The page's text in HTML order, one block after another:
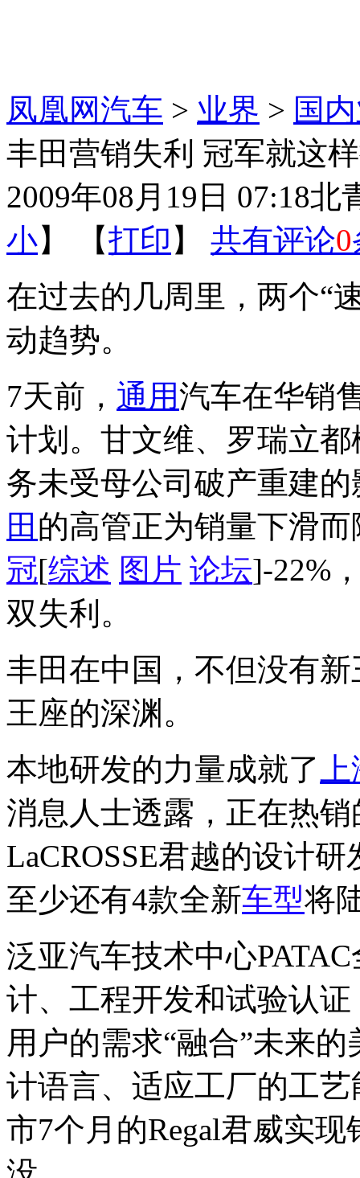
凤凰网汽车 > 业界 > 国
丰田营销失利 冠军就这
2009年08月19日 07:18北
小】 【打印 】 共有评论0
在过去的几周里，两个“
动趋势。
7天前， 通用汽车在华销
计划。甘文维、罗瑞立
务未受母公司破产重建
田 的高管正为销量下滑
冠[综述 图片 论坛]-22%
双失利。
丰田在中国，不但没有
王座的深渊。
本地研发的力量成就了
消息人士透露，正在热销
LaCROSSE君越的设计
至少还有4款全新车型将
泛亚汽车技术中心
计、工程开发和试验认
用户的需求“融合”未来
计语言、适应工厂的工
市7个月的Regal君威实